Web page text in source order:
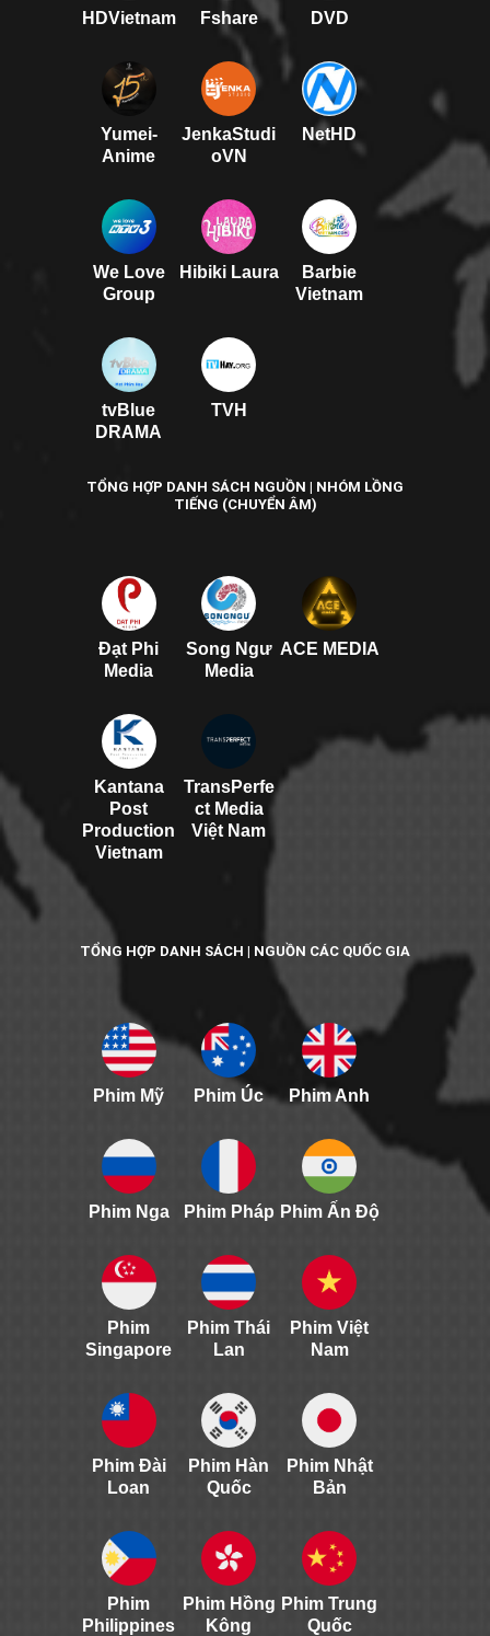
HDVietnam Fshare DVD
Yumei-
Anime
JenkaStudi
oVN
NetHD
We Love
Group
Hibiki Laura
Barbie
Vietnam
tvBlue
DRAMA
TVH
TỔNG HỢP DANH SÁCH NGUỒN | NHÓM LỒNG
TIẾNG (CHUYỂN ÂM)
Đạt Phi
Media
Song Ngư
Media
ACE MEDIA
Kantana
Post
Production
Vietnam
TransPerfe
ct Media
Việt Nam
TỔNG HỢP DANH SÁCH | NGUỒN CÁC QUỐC GIA
Phim Mỹ Phim Úc Phim Anh
Phim Nga Phim Pháp Phim Ấn Độ
Phim
Singapore
Phim Thái
Lan
Phim Việt
Nam
Phim Đài
Loan
Phim Hàn
Quốc
Phim Nhật
Bản
Phim
Philippines
Phim Hồng
Kông
Phim Trung
Quốc